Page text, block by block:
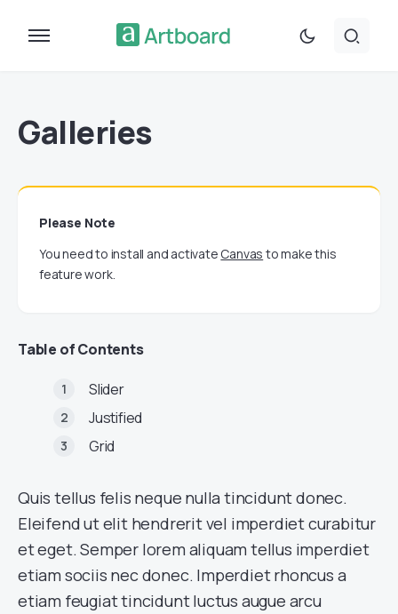
Galleries
Please Note
You need to install and activate Canvas to make this
feature work.
Table of Contents
Slider
Justified
Grid
Quis tellus felis neque nulla tincidunt donec.
Eleifend ut elit hendrerit vel imperdiet curabitur
et eget. Semper lorem aliquam tellus imperdiet
etiam sociis nec donec. Imperdiet rhoncus a
etiam feugiat tincidunt luctus augue arcu